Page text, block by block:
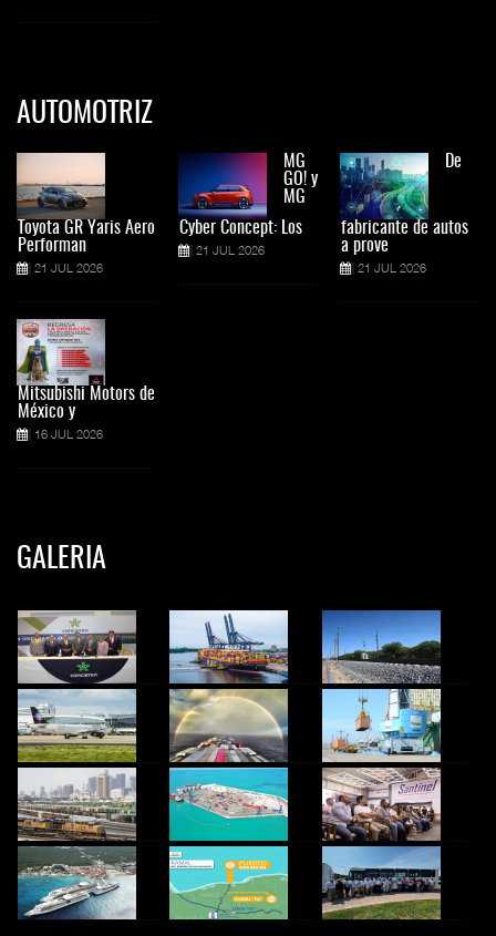
AUTOMOTRIZ
Toyota GR Yaris Aero
Performan
21 JUL 2026
Mitsubishi Motors de
México y
16 JUL 2026
MG
GO! y
MG
Cyber Concept: Los
21 JUL 2026
De
fabricante de autos
a prove
21 JUL 2026
GALERIA